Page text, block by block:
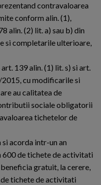
contravaloarea
conform alin. (1),
alin. (2) lit. a) sau b) din
si completarile ulterioare,
139 alin. (1) lit. s) si art.
2015, cu modificarile si
au calitatea de
sociale obligatorii
tichetelor de
acorda intr-un an
600 de tichete de activitati
gratuit, la cerere,
de tichete de activitati